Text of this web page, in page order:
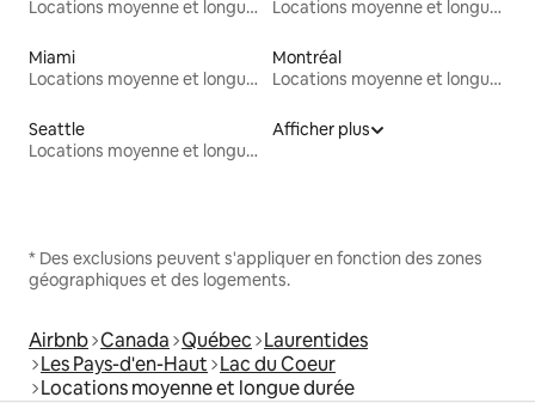
Locations moyenne et longue durée Locations moyenne et longue durée
Miami
Locations moyenne et longue durée
Montréal
Locations moyenne et longue durée
Seattle
Locations moyenne et longue durée
Afficher plus
* Des exclusions peuvent s'appliquer en fonction des zones
géographiques et des logements.
Airbnb Canada Québec Laurentides
Les Pays-d'en-Haut Lac du Coeur
Locations moyenne et longue durée